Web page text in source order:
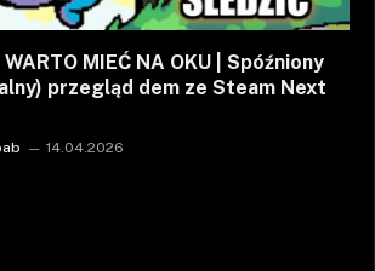
WARTO MIEĆ NA OKU | Spóźniony
przegląd dem ze Steam Next
14.04.2026